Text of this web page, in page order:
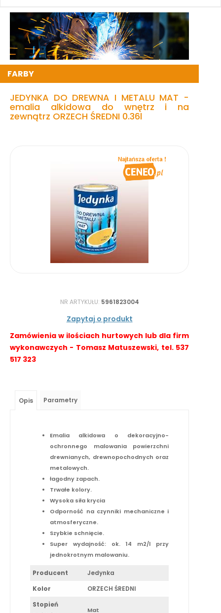
FARBY
JEDYNKA DO DREWNA I METALU MAT -
emalia alkidowa do wnętrz i na
zewnątrz ORZECH ŚREDNI 0.36l
NR ARTYKUŁU: 5961823004
Zapytaj o produkt
Zamówienia w ilościach hurtowych lub dla firm
wykonawczych - Tomasz Matuszewski, tel. 537
517 323
Opis Parametry
Emalia alkidowa o dekoracyjno-
ochronnego malowania powierzchni
drewnianych, drewnopochodnych oraz
metalowych.
łagodny zapach.
Trwałe kolory.
Wysoka siła krycia
Odporność na czynniki mechaniczne i
atmosferyczne.
Szybkie schnięcie.
Super wydajność: ok. 14 m2/l przy
jednokrotnym malowaniu.
Producent
Jedynka
Kolor
ORZECH ŚREDNI
Stopień
Mat